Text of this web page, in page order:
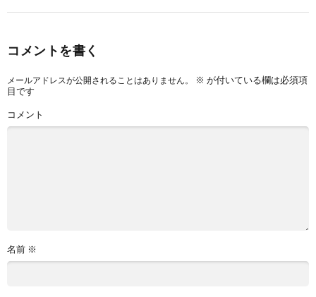
コメントを書く
メールアドレスが公開されることはありません。 ※ が付いている欄は必須項
目です
コメント
名前 ※